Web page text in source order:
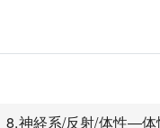
8.神経系/反射/体性―体